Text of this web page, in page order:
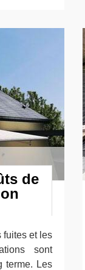
de
fuites et les
sont
terme. Les